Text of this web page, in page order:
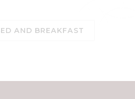
AND BREAKFAST